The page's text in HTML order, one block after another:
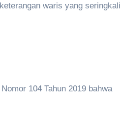
waris yang seringkali
104 Tahun 2019 bahwa